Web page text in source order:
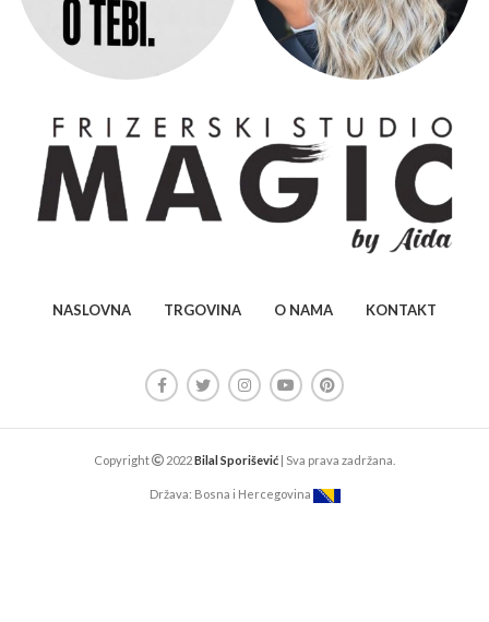
NASLOVNA TRGOVINA O NAMA KONTAKT
Copyright 2022Bilal Sporišević | Sva prava zadržana.
Država: Bosna i Hercegovina